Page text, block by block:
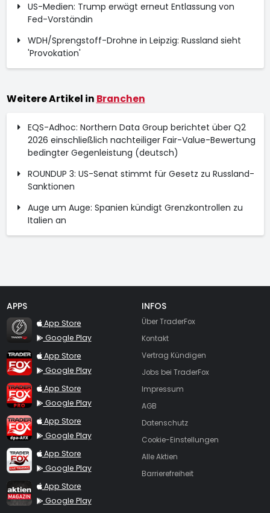
US-Medien: Trump erwägt erneut Entlassung von
Fed-Vorständin
WDH/Sprengstoff-Drohne in Leipzig: Russland sieht
'Provokation'
Weitere Artikel in Branchen
EQS-Adhoc: Northern Data Group berichtet über Q2
2026 einschließlich nachteiliger Fair-Value-Bewertung
bedingter Gegenleistung (deutsch)
ROUNDUP 3: US-Senat stimmt für Gesetz zu Russland-
Sanktionen
Auge um Auge: Spanien kündigt Grenzkontrollen zu
Italien an
APPS
TraderFox Flash
App Store
Google Play
TraderFox App
App Store
Google Play
TraderFox Pro
App Store
Google Play
TraderFox dpa-AFX ProFeed
App Store
Google Play
TraderFox Live Trading
App Store
Google Play
TraderFox aktien Magazin
App Store
Google Play
INFOS
Über TraderFox
Kontakt
Vertrag Kündigen
Jobs bei TraderFox
Impressum
AGB
Datenschutz
Cookie-Einstellungen
Alle Aktien
Barrierefreiheit